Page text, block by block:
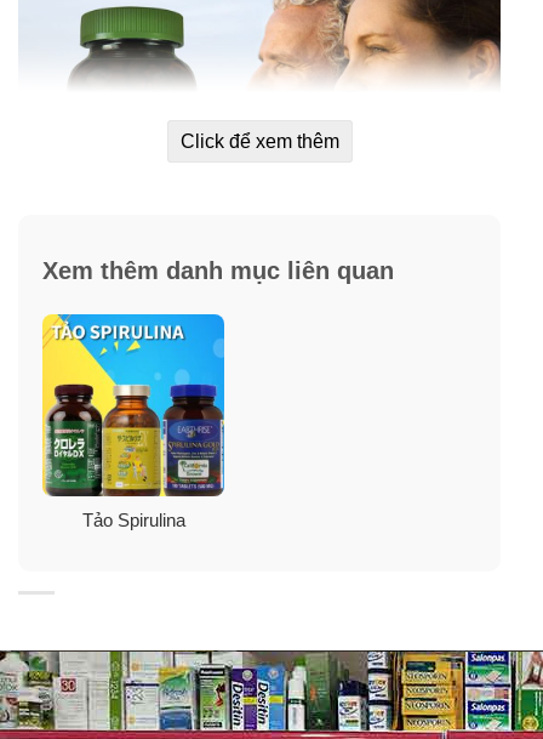
Cung cấp lượng cơ thể hoạt động khỏe mạnh.
Tăng cường chức năng miễn dịch, ngăn ngừa các
bệnh về nhiễm khuẩn.
Cho trái tim luôn khoẻ mạnh, ngăn ngừa các bệnh về
tim mạch.
thường.
✓Hỗ trợ sức khoẻ não, tăng cường trí nhớ, khả năng
nhận thức.
Click để xem thêm
Xem thêm danh mục liên quan
Tảo Spirulina